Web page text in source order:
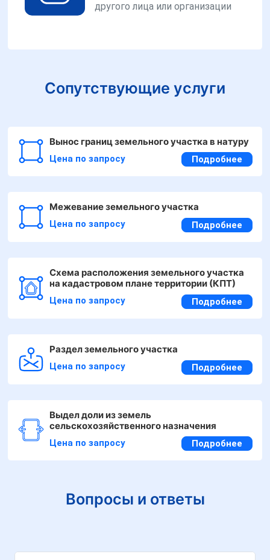
другого лица или организации
Сопутствующие услуги
Вынос границ земельного участка в натуру
Цена по запросу Подробнее
Межевание земельного участка
Цена по запросу Подробнее
Схема расположения земельного участка
на кадастровом плане территории (КПТ)
Цена по запросу Подробнее
Раздел земельного участка
Цена по запросу Подробнее
Выдел доли из земель
сельскохозяйственного назначения
Цена по запросу Подробнее
Вопросы и ответы